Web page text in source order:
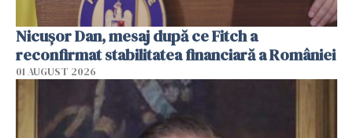
Nicuşor Dan, mesaj după ce Fitch a
reconfirmat stabilitatea financiară a României
01 AUGUST 2026